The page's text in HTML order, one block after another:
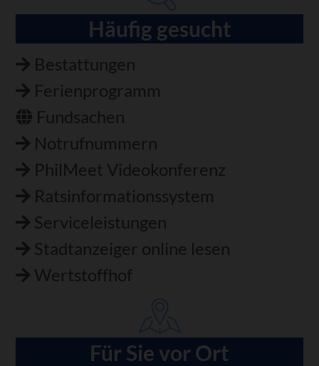
Häufig gesucht
Bestattungen
Ferienprogramm
Fundsachen
Notrufnummern
PhilMeet Videokonferenz
Ratsinformationssystem
Serviceleistungen
Stadtanzeiger online lesen
Wertstoffhof
Für Sie vor Ort